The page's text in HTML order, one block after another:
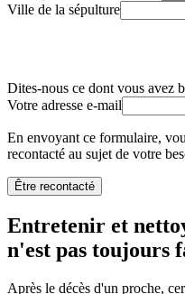
Ville de la sépulture
Dites-nous ce dont vous avez
Votre adresse e-mail
En envoyant ce formulaire,
recontacté au sujet de votre
Être recontacté
Entretenir et
n'est pas toujours
Après le décès d'un proche,